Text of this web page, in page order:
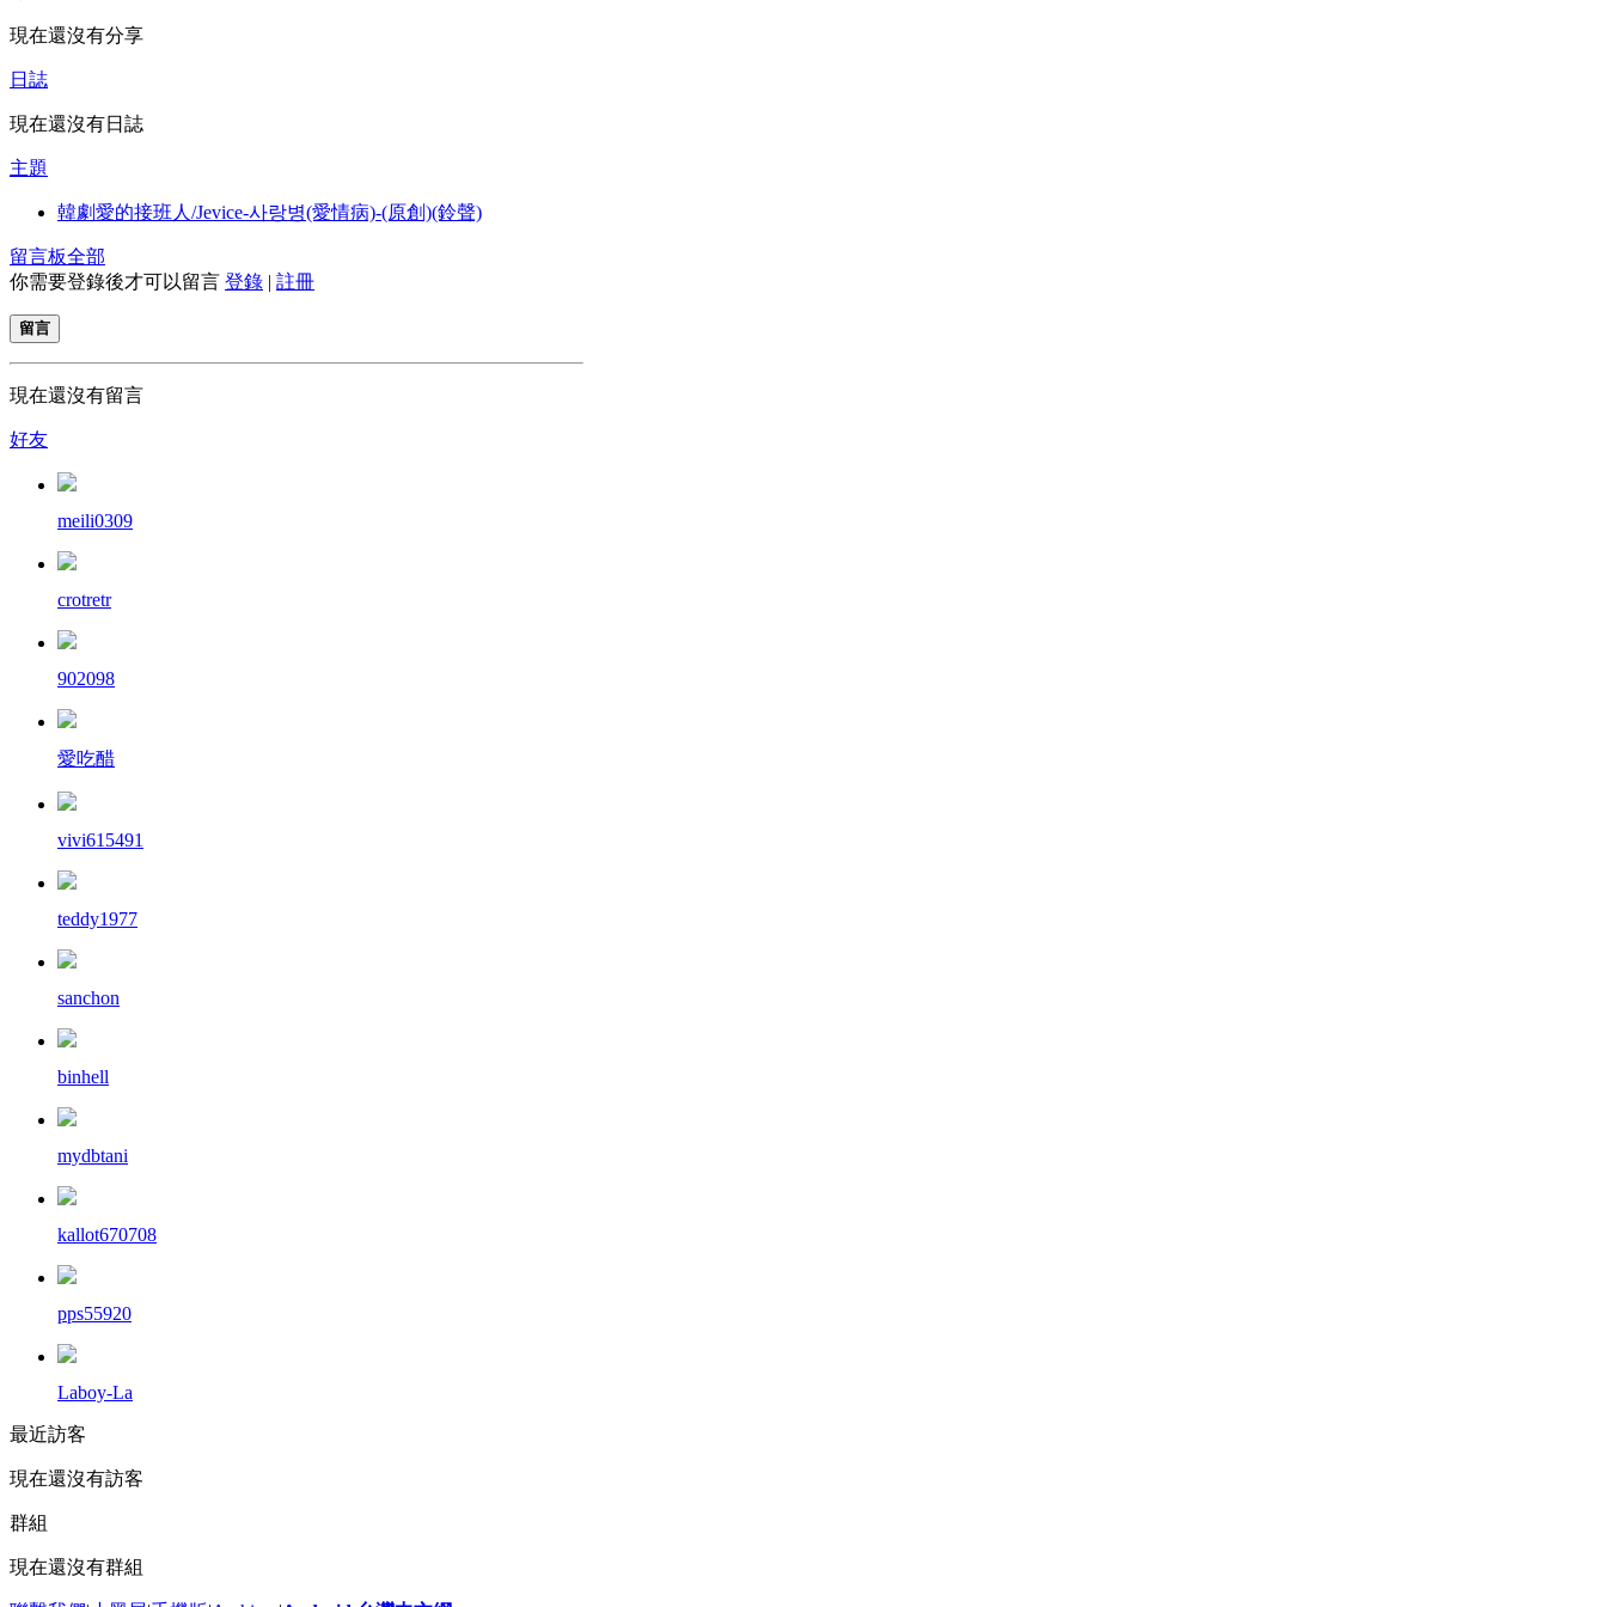
現在還沒有分享
日誌
現在還沒有日誌
主題
韓劇愛的接班人/Jevice-사랑병(愛情病)-(原創)(鈴聲)
留言板全部
你需要登錄後才可以留言 登錄 | 註冊
留言
現在還沒有留言
好友
meili0309
crotretr
902098
愛吃醋
vivi615491
teddy1977
sanchon
binhell
mydbtani
kallot670708
pps55920
Laboy-La
最近訪客
現在還沒有訪客
群組
現在還沒有群組